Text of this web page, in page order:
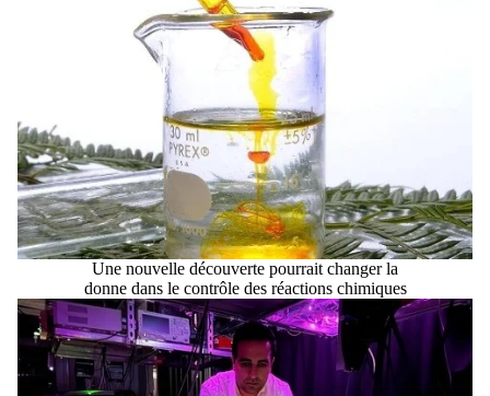
Une nouvelle découverte pourrait changer la
donne dans le contrôle des réactions chimiques